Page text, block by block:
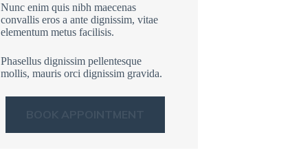
Nunc enim quis nibh maecenas
convallis eros a ante dignissim, vitae
elementum metus facilisis.
Phasellus dignissim pellentesque
mollis, mauris orci dignissim gravida.